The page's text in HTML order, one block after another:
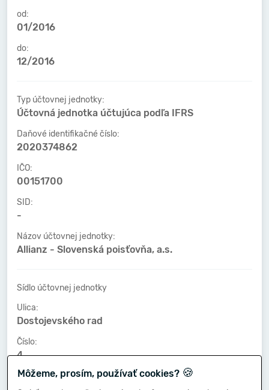
od:
01/2016
do:
12/2016
Typ účtovnej jednotky:
Účtovná jednotka účtujúca podľa IFRS
Daňové identifikačné číslo:
2020374862
IČO:
00151700
SID:
-
Názov účtovnej jednotky:
Allianz - Slovenská poisťovňa, a.s.
Sídlo účtovnej jednotky
Ulica:
Dostojevského rad
Číslo:
4
PSČ:
Môžeme, prosím, používať cookies? 🍪